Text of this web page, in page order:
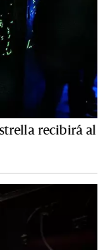
recibirá al